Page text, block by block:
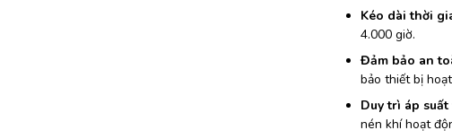
Kéo dài thời
4.000 giờ.
Đảm bảo an
bảo thiết bị
Duy trì áp
nén khí hoạt